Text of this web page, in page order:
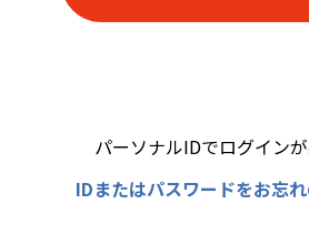
パーソナルIDでログインが
IDまたはパスワードをお忘